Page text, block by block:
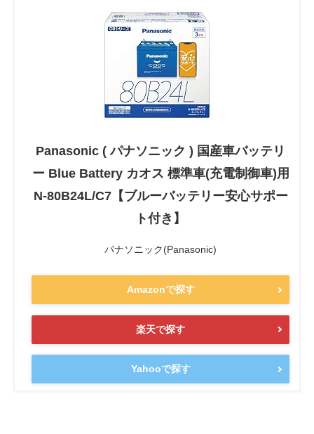
Panasonic ( パナソニック ) 国産車バッテリ
ー Blue Battery カオス 標準車(充電制御車)用
N-80B24L/C7【ブルーバッテリー安心サポー
ト付き】
パナソニック(Panasonic)
Amazonで探す
楽天で探す
Yahooで探す